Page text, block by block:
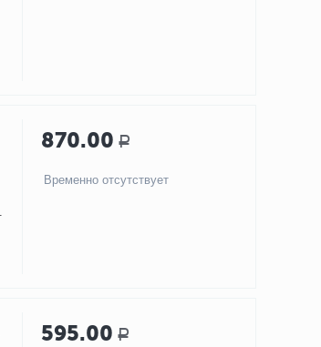
870.00 Р
Временно отсутствует
595.00 Р